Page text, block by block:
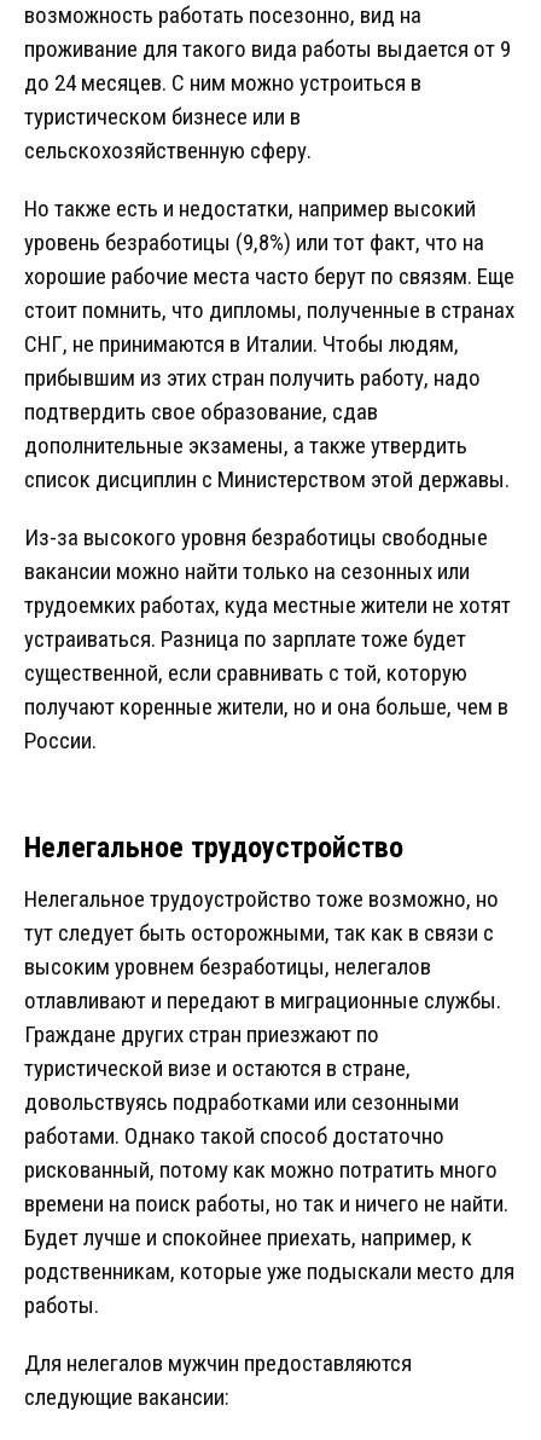
возможность работать посезонно, вид на
проживание для такого вида работы выдается от 9
до 24 месяцев. С ним можно устроиться в
туристическом бизнесе или в
сельскохозяйственную сферу.
Но также есть и недостатки, например высокий
уровень безработицы (9,8%) или тот факт, что на
хорошие рабочие места часто берут по связям. Еще
стоит помнить, что дипломы, полученные в странах
СНГ, не принимаются в Италии. Чтобы людям,
прибывшим из этих стран получить работу, надо
подтвердить свое образование, сдав
дополнительные экзамены, а также утвердить
список дисциплин с Министерством этой державы.
Из-за высокого уровня безработицы свободные
вакансии можно найти только на сезонных или
трудоемких работах, куда местные жители не хотят
устраиваться. Разница по зарплате тоже будет
существенной, если сравнивать с той, которую
получают коренные жители, но и она больше, чем в
России.
Нелегальное трудоустройство
Нелегальное трудоустройство тоже возможно, но
тут следует быть осторожными, так как в связи с
высоким уровнем безработицы, нелегалов
отлавливают и передают в миграционные службы.
Граждане других стран приезжают по
туристической визе и остаются в стране,
довольствуясь подработками или сезонными
работами. Однако такой способ достаточно
рискованный, потому как можно потратить много
времени на поиск работы, но так и ничего не найти.
Будет лучше и спокойнее приехать, например, к
родственникам, которые уже подыскали место для
работы.
Для нелегалов мужчин предоставляются
следующие вакансии: